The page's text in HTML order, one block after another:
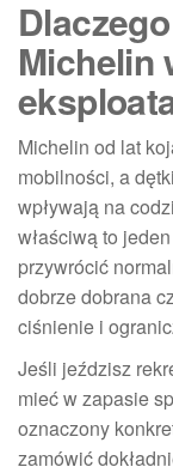
Michelin
Michelin od lat
mobilności, a
wpływają na
właściwą to
przywrócić
dobrze dobrana
ciśnienie i
Jeśli jeździsz
mieć w zapasie
oznaczony
zamówić